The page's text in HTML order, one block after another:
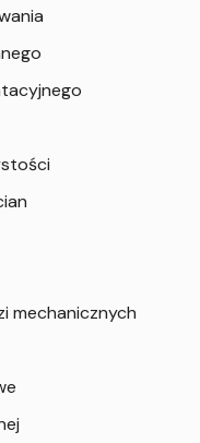
mechanicznych